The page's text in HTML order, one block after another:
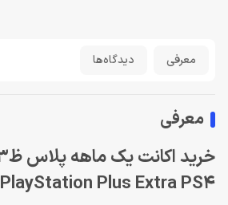
معرفی دیدگاه‌ها
معرفی
PlayStation Plus Extra PS4